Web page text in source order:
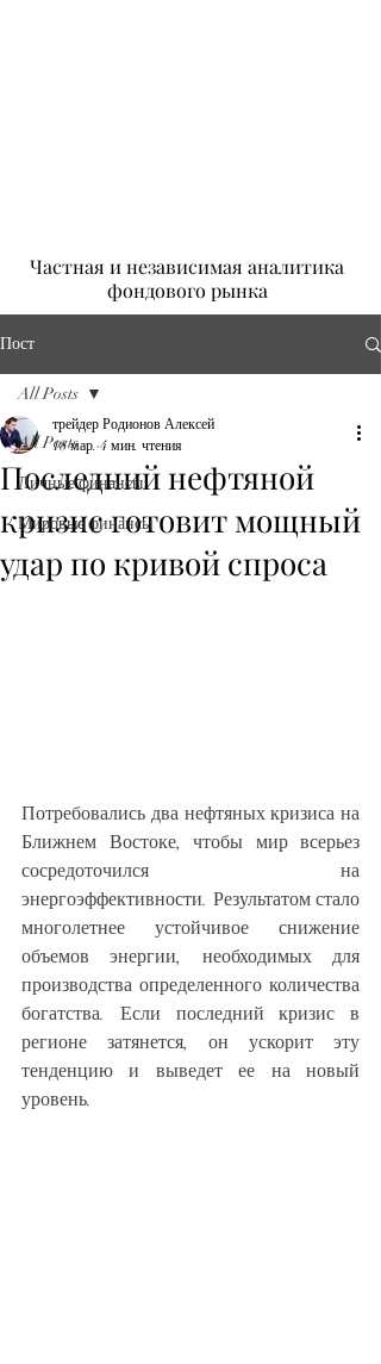
Частная и независимая аналитика
фондового рынка
Пост
All Posts
Личные финансы
Мировые финансы
All Posts
Последний нефтяной
кризис готовит мощный
удар по кривой спроса
трейдер Родионов Алексей
18 мар. 4 мин. чтения
Потребовались два нефтяных кризиса на
Ближнем Востоке, чтобы мир всерьез
сосредоточился на
энергоэффективности. Результатом стало
многолетнее устойчивое снижение
объемов энергии, необходимых для
производства определенного количества
богатства. Если последний кризис в
регионе затянется, он ускорит эту
тенденцию и выведет ее на новый
уровень.